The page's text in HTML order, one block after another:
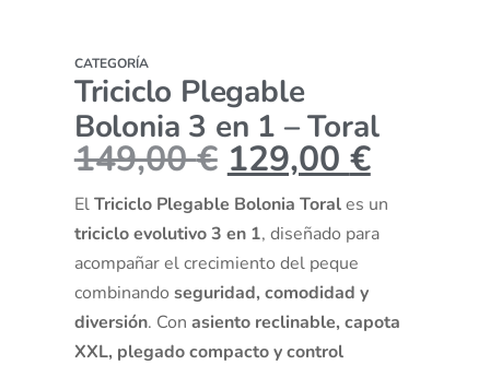
CATEGORÍA
Triciclo Plegable
Bolonia 3 en 1 – Toral
149,00€ 129,00 €
ElTriciclo Plegable Bolonia Torales un
triciclo evolutivo 3 en 1, diseñado para
acompañar el crecimiento del peque
combinando seguridad, comodidad y
diversión. Con asiento reclinable, capota
XXL, plegado compacto y control